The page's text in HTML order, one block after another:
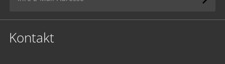
Kontakt